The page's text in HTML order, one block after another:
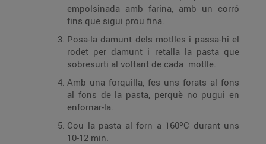
empolsinada amb farina, amb un corró
fins que sigui prou fina.
Posa-la damunt dels motlles i passa-hi el
rodet per damunt i retalla la pasta que
sobresurti al voltant de cada motlle.
Amb una forquilla, fes uns forats al fons
al fons de la pasta, perquè no pugui en
enfornar-la.
Cou la pasta al forn a 160ºC durant uns
10-12 min.